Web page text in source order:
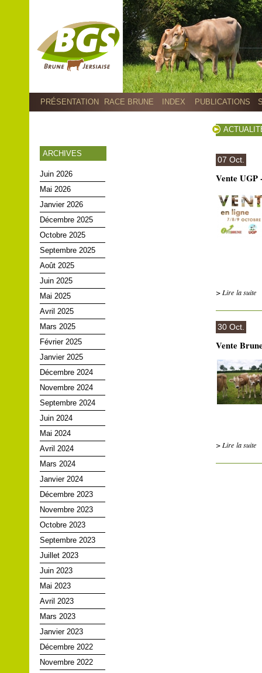
PRÉSENTATION RACE BRUNE INDEX PUBLICATIONS
ARCHIVES
Juin 2026
Mai 2026
Janvier 2026
Décembre 2025
Octobre 2025
Septembre 2025
Août 2025
Juin 2025
Mai 2025
Avril 2025
Mars 2025
Février 2025
Janvier 2025
Décembre 2024
Novembre 2024
Septembre 2024
Juin 2024
Mai 2024
Avril 2024
Mars 2024
Janvier 2024
Décembre 2023
Novembre 2023
Octobre 2023
Septembre 2023
Juillet 2023
Juin 2023
Mai 2023
Avril 2023
Mars 2023
Janvier 2023
Décembre 2022
Novembre 2022
07 Oct.
Vente
> Lire la suite
30 Oct.
Vente
> Lire la suite